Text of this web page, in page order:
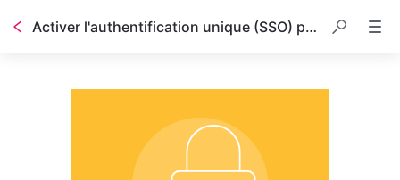
Activer l'authentification unique (SSO) pour votre équipe